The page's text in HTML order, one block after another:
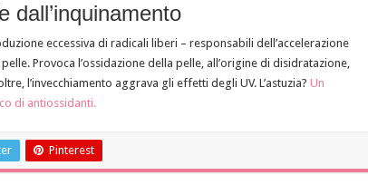
dall’inquinamento
eccessiva di radicali liberi – responsabili dell’accelerazione
Provoca l’ossidazione della pelle, all’origine di disidratazione,
l’invecchiamento aggrava gli effetti degli UV. L’astuzia? Un
di antiossidanti.
Pinterest